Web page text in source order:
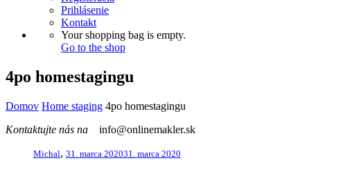
Prihlásenie
Kontakt
Your shopping bag is empty.
Go to the shop
4po homestagingu
Domov Home staging 4po homestagingu
Kontaktujte nás na
info@onlinemakler.sk
Michal, 31. marca 202031. marca 2020